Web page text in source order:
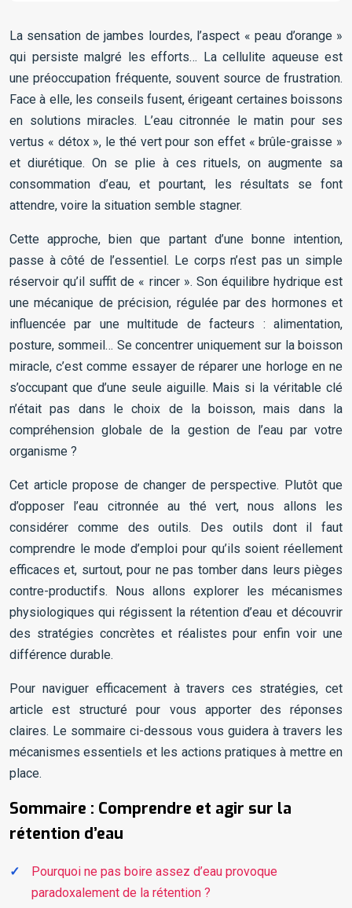
La sensation de jambes lourdes, l’aspect « peau d’orange »
qui persiste malgré les efforts… La cellulite aqueuse est
une préoccupation fréquente, souvent source de frustration.
Face à elle, les conseils fusent, érigeant certaines boissons
en solutions miracles. L’eau citronnée le matin pour ses
vertus « détox », le thé vert pour son effet « brûle-graisse »
et diurétique. On se plie à ces rituels, on augmente sa
consommation d’eau, et pourtant, les résultats se font
attendre, voire la situation semble stagner.
Cette approche, bien que partant d’une bonne intention,
passe à côté de l’essentiel. Le corps n’est pas un simple
réservoir qu’il suffit de « rincer ». Son équilibre hydrique est
une mécanique de précision, régulée par des hormones et
influencée par une multitude de facteurs : alimentation,
posture, sommeil… Se concentrer uniquement sur la boisson
miracle, c’est comme essayer de réparer une horloge en ne
s’occupant que d’une seule aiguille. Mais si la véritable clé
n’était pas dans le choix de la boisson, mais dans la
compréhension globale de la gestion de l’eau par votre
organisme ?
Cet article propose de changer de perspective. Plutôt que
d’opposer l’eau citronnée au thé vert, nous allons les
considérer comme des outils. Des outils dont il faut
comprendre le mode d’emploi pour qu’ils soient réellement
efficaces et, surtout, pour ne pas tomber dans leurs pièges
contre-productifs. Nous allons explorer les mécanismes
physiologiques qui régissent la rétention d’eau et découvrir
des stratégies concrètes et réalistes pour enfin voir une
différence durable.
Pour naviguer efficacement à travers ces stratégies, cet
article est structuré pour vous apporter des réponses
claires. Le sommaire ci-dessous vous guidera à travers les
mécanismes essentiels et les actions pratiques à mettre en
place.
Sommaire : Comprendre et agir sur la
rétention d’eau
Pourquoi ne pas boire assez d’eau provoque
paradoxalement de la rétention ?